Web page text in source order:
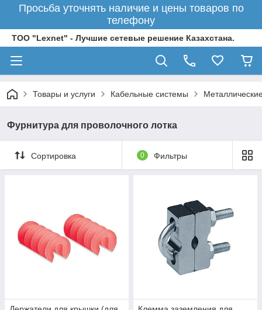
Просьба уточнять наличие и цены товаров по
телефону
ТОО "Lexnet" - Лучшие сетевые решение Казахстана.
Товары и услуги Кабельные системы
Фурнитура для проволочного лотка
Сортировка 0 Фильтры